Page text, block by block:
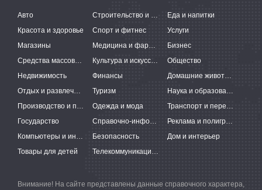
Авто Строительство и ремонт
Еда и напитки
Красота и здоровье
Спорт и фитнес
Услуги
Магазины
Медицина и фармацевтика
Бизнес
Средства массовой информации
Культура и искусство
Общество
Недвижимость
Финансы
Домашние животные
Отдых и развлечения
Туризм
Наука и образование
Производство и поставки
Одежда и мода
Транспорт и перевозки
Государство
Справочно-информационные системы
Реклама и полиграфия
Компьютеры и интернет
Безопасность
Дом и интерьер
Товары для детей
Телекоммуникации и связь
Внимание! На сайте представлены данные справочного характера,